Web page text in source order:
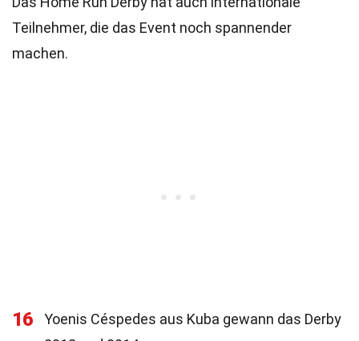
Teilnehmer, die das Event noch spannender
machen.
16
Yoenis Céspedes aus Kuba gewann das Derby